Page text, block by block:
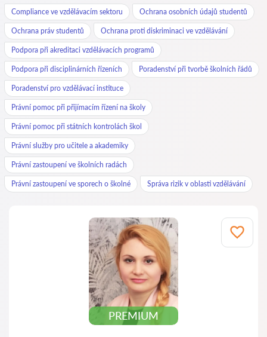
Compliance ve vzdělávacím sektoru Ochrana osobních údajů studentů
Ochrana práv studentů Ochrana proti diskriminaci ve vzdělávání
Podpora při akreditaci vzdělávacích programů
Podpora při disciplinárních řízeních Poradenství při tvorbě školních řádů
Poradenství pro vzdělávací instituce
Právní pomoc při přijímacím řízení na školy
Právní pomoc při státních kontrolách škol
Právní služby pro učitele a akademiky
Právní zastoupení ve školních radách
Právní zastoupení ve sporech o školné Správa rizik v oblasti vzdělávání
PREMIUM